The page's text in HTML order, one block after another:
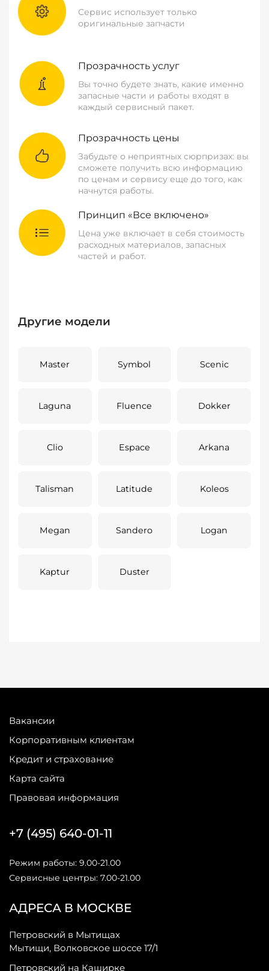
Сервис использует только
оригинальные запчасти
Прозрачность услуг
Вы точно будете знать, какие именно
запасные части и работы входят в
каждый сервисный пакет.
Прозрачность цены
Забудьте о неприятных сюрпризах: вы
сможете получить всю информацию
по ценам и сервису еще до того, как
начнутся работы.
Принцип «Все включено»
Цена уже включает в себя стоимость
расходных материалов, запасных
частей и работ.
Другие модели
Master Symbol Scenic
Laguna Fluence Dokker
Clio Espace Arkana
Talisman Latitude Koleos
Megan Sandero Logan
Kaptur Duster
Вакансии
Корпоративным клиентам
Кредит и страхование
Карта сайта
Правовая информация
АДРЕСА В МОСКВЕ
Петровский в Мытищах
Мытищи, Волковское шоссе 17/1
Петровский на Каширке
+7 (495) 640-01-11
Режим работы: 9.00-21.00
Сервисные центры: 7.00-21.00